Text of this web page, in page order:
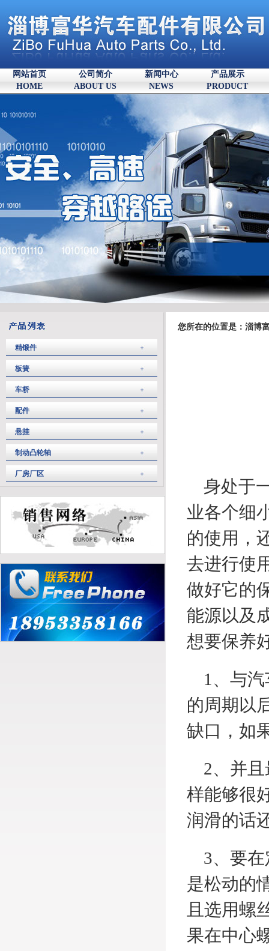
网站首页
HOME
公司简介
ABOUT US
新闻中心
NEWS
产品展示
PRODUCT
精锻件
板簧
车桥
配件
悬挂
制动凸轮轴
厂房厂区
您所在的位置是：淄博
身处于
业各个细
的使用，
去进行使
做好它的
能源以及
想要保养
1、与汽
的周期以
缺口，如
2、并且
样能够很
润滑的话
3、要在
是松动的
且选用螺
果在中心